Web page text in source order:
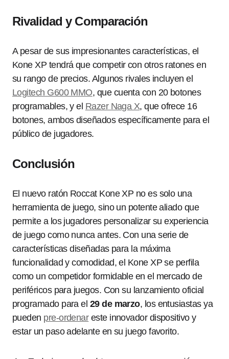
Rivalidad y Comparación
A pesar de sus impresionantes características, el
Kone XP tendrá que competir con otros ratones en
su rango de precios. Algunos rivales incluyen el
Logitech G600 MMO, que cuenta con 20 botones
programables, y el Razer Naga X, que ofrece 16
botones, ambos diseñados específicamente para el
público de jugadores.
Conclusión
El nuevo ratón Roccat Kone XP no es solo una
herramienta de juego, sino un potente aliado que
permite a los jugadores personalizar su experiencia
de juego como nunca antes. Con una serie de
características diseñadas para la máxima
funcionalidad y comodidad, el Kone XP se perfila
como un competidor formidable en el mercado de
periféricos para juegos. Con su lanzamiento oficial
programado para el 29 de marzo, los entusiastas ya
pueden pre-ordenareste innovador dispositivo y
estar un paso adelante en su juego favorito.